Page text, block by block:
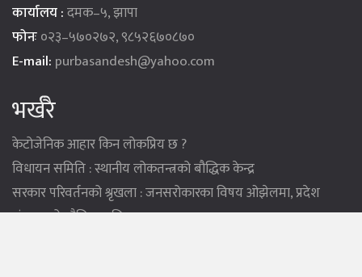
कार्यालय :दमक–५, झापा
फोनः०२३–५७०२७२, ९८५२६७०८७०
E-mail: purbasandesh@yahoo.com
भर्खरै
केटोजेनिक आहार किन लोकप्रिय छ ?
विधायन समिति : स्थानीय लोकतन्त्रको बौद्धिक केन्द्र
सरकार परिवर्तनको श्रृखला : जनसरोकारका विषय ओझेलमा, प्रदेश
संरचनाको औचित्यमाथि प्रश्न